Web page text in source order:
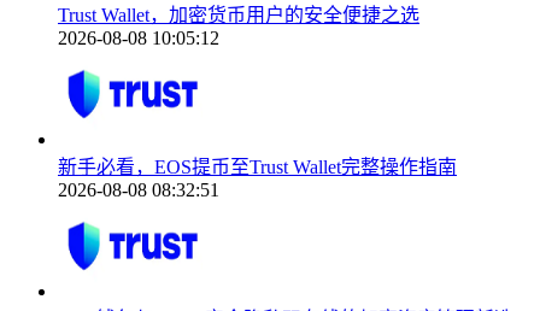
Trust Wallet，加密货币用户的安全便捷之选
2026-08-08 10:05:12
新手必看，EOS提币至Trust Wallet完整操作指南
2026-08-08 08:32:51